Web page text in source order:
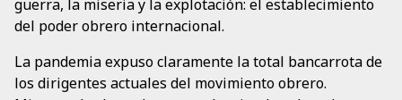
guerra, la miseria y la explotación: el establecimiento
del poder obrero internacional.
La pandemia expuso claramente la total bancarrota de
los dirigentes actuales del movimiento obrero.